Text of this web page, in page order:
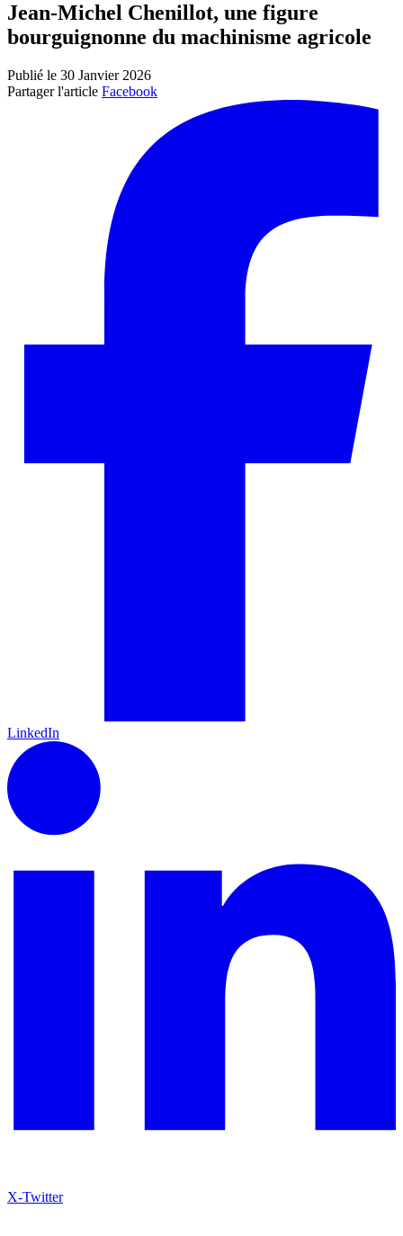
Jean-Michel Chenillot, une figure
bourguignonne du machinisme agricole
Publié le 30 Janvier 2026
Partager l'article Facebook
LinkedIn
X-Twitter